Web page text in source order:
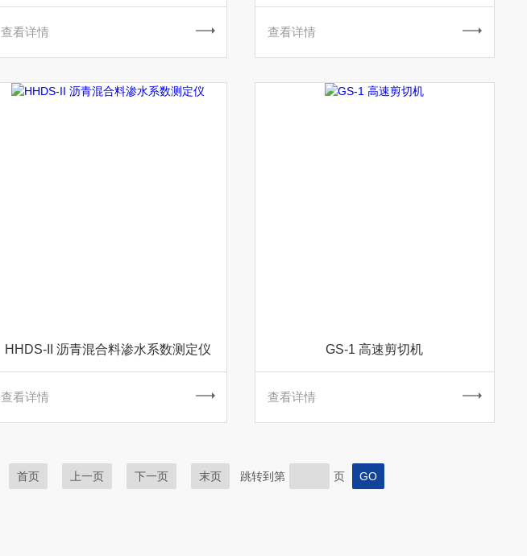
查看详情 查看详情
HHDS-II 沥青混合料渗水系数测定仪
查看详情
GS-1 高速剪切机
查看详情
首页 上一页 下一页 末页 跳转到第 页